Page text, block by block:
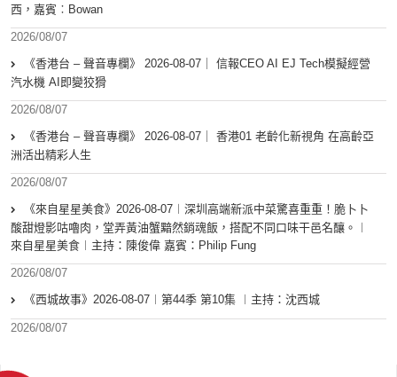
西，嘉賓︰Bowan
2026/08/07
《香港台 – 聲音專欄》 2026-08-07｜ 信報CEO AI EJ Tech模擬經營
汽水機 AI即變狡猾
2026/08/07
《香港台 – 聲音專欄》 2026-08-07｜ 香港01 老齡化新視角 在高齡亞
洲活出精彩人生
2026/08/07
《來自星星美食》2026-08-07︱深圳高端新派中菜驚喜重重！脆卜卜
酸甜燈影咕嚕肉，堂弄黃油蟹黯然銷魂飯，搭配不同口味干邑名釀。︱
來自星星美食︱主持：陳俊偉 嘉賓：Philip Fung
2026/08/07
《西城故事》2026-08-07︱第44季 第10集 ︱主持：沈西城
2026/08/07